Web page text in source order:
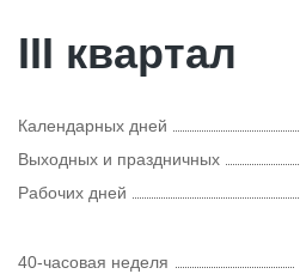
III квартал
Календарных дней
Выходных и праздничных
Рабочих дней
40-часовая неделя